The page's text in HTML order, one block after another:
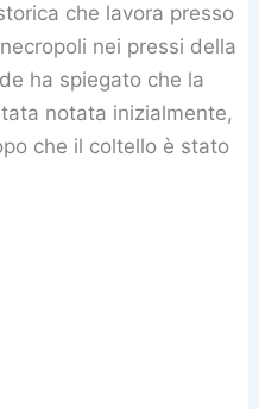
che lavora presso
nei pressi della
ha spiegato che la
notata inizialmente,
che il coltello è stato